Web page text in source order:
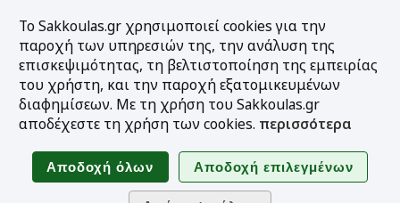
Συγγραμμάτων
Εργαλεία
Online υπολογισμός τόκων
Υπηρεσία Ηλεκτρονικής
Sitemap
Το Sakkoulas.gr χρησιμοποιεί cookies για την
παροχή των υπηρεσιών της, την ανάλυση της
επισκεψιμότητας, τη βελτιστοποίηση της εμπειρίας
του χρήστη, και την παροχή εξατομικευμένων
διαφημίσεων. Με τη χρήση του Sakkoulas.gr
αποδέχεστε τη χρήση των cookies. περισσότερα